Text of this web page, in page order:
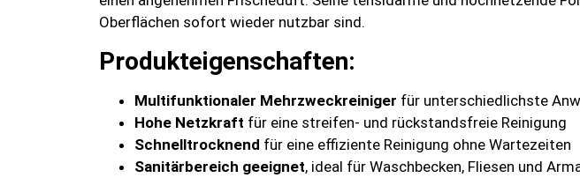
Oberflächen sofort wieder nutzbar sind.
Produkteigenschaften:
Multifunktionaler Mehrzweckreiniger für unterschiedlichste
Hohe Netzkraft für eine streifen- und rückstandsfreie Reinigung
Schnelltrocknend für eine effiziente Reinigung ohne Wartezeiten
Sanitärbereich geeignet, ideal für Waschbecken, Fliesen und